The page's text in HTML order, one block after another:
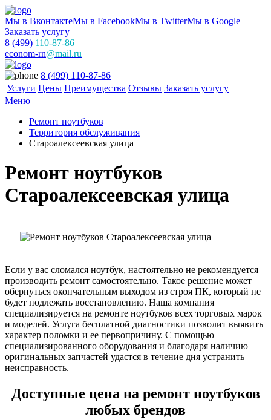
Мы в ВконтактеМы в FacebookМы в TwitterМы в Google+
Заказать услугу
8 (499) 110-87-86
econom-rn@mail.ru
8 (499) 110-87-86
Услуги Цены Преимущества Отзывы Заказать услугу
Меню
Ремонт ноутбуков
Территория обслуживания
Староалексеевская улица
Ремонт ноутбуков
Староалексеевская улица
Если у вас сломался ноутбук, настоятельно не рекомендуется
производить ремонт самостоятельно. Такое решение может
обернуться окончательным выходом из строя ПК, который не
будет подлежать восстановлению. Наша компания
специализируется на ремонте ноутбуков всех торговых марок
и моделей. Услуга бесплатной диагностики позволит выявить
характер поломки и ее первопричину. С помощью
специализированного оборудования и благодаря наличию
оригинальных запчастей удастся в течение дня устранить
неисправность.
Доступные цена на ремонт ноутбуков
любых брендов